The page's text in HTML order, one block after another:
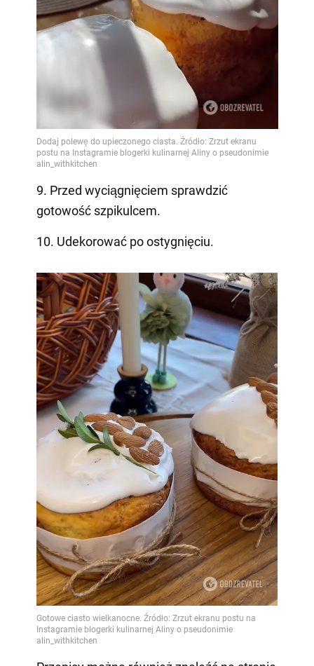
9. Przed wyciągnięciem sprawdzić
gotowość szpikulcem.
10. Udekorować po ostygnięciu.